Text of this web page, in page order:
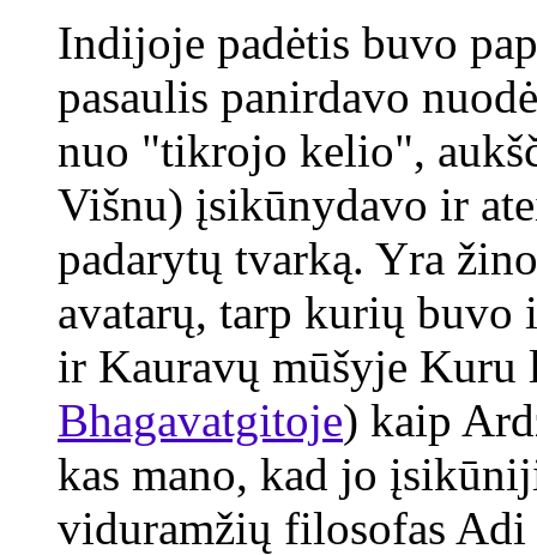
Indijoje padėtis buvo
pasaulis panirdavo
nuo "tikrojo kelio",
Višnu) įsikūnydavo ir
padarytų tvarką. Yra
avatarų, tarp kurių buvo
ir Kauravų mūšyje Kuru
Bhagavatgitoje) kaip
kas mano, kad jo
viduramžių filosofas Adi